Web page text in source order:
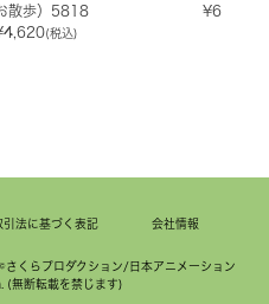
散歩）5818
4,620(税込)
¥6,160
引法に基づく表記 会社情報
くらプロダクション/日本アニメーション
無断転載を禁じます)